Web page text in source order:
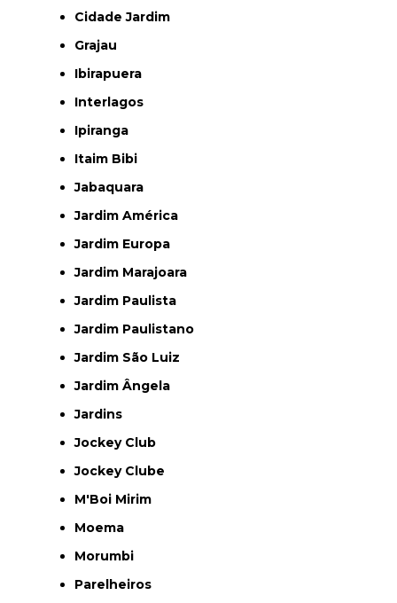
Cidade Jardim
Grajau
Ibirapuera
Interlagos
Ipiranga
Itaim Bibi
Jabaquara
Jardim América
Jardim Europa
Jardim Marajoara
Jardim Paulista
Jardim Paulistano
Jardim São Luiz
Jardim Ângela
Jardins
Jockey Club
Jockey Clube
M'Boi Mirim
Moema
Morumbi
Parelheiros